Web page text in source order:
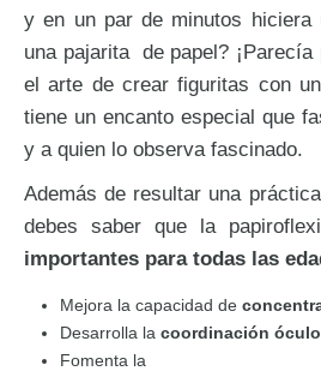
y en un par de minutos hiciera
una pajarita de papel?
el arte de crear figuritas con
tiene un encanto especial que
y a quien lo observa fascinado.
Además de resultar una
debes saber que la
importantes para todas las
Mejora la capacidad de
Desarrolla la coordinación
Fomenta la